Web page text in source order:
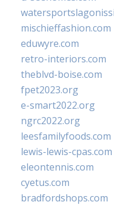
mischieffashion.com
eduwyre.com
retro-interiors.com
theblvd-boise.com
fpet2023.org
e-smart2022.org
ngrc2022.org
leesfamilyfoods.com
lewis-lewis-cpas.com
eleontennis.com
cyetus.com
bradfordshops.com